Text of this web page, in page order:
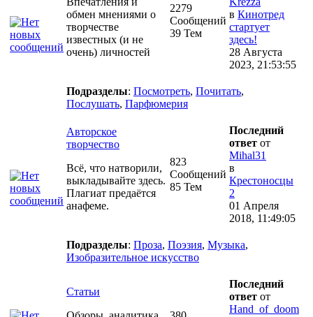
обмен мнениями о
творчестве
известных (и не
очень) личностей
2279
Сообщений
39 Тем
в Кинотред
стартует
здесь!
28 Августа
2023, 21:53:55
Подразделы: Посмотреть, Почитать,
Послушать, Парфюмерия
Авторское
творчество
Всё, что натворили,
выкладывайте здесь.
Плагиат предаётся
анафеме.
823
Сообщений
85 Тем
Последний
ответ от
Mihal31
в
Крестоносцы
2
01 Апреля
2018, 11:49:05
Подразделы: Проза, Поэзия, Музыка,
Изобразительное искусство
Статьи
Последний
ответ от
Hand_of_doom